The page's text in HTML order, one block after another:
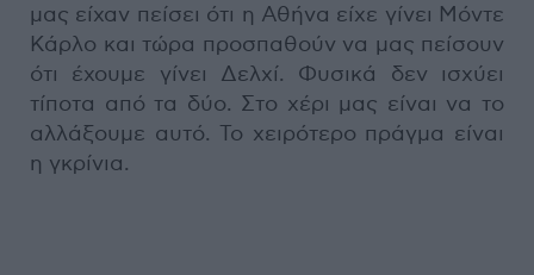
μας είχαν πείσει ότι η Αθήνα είχε γίνει Μόντε
Κάρλο και τώρα προσπαθούν να μας πείσουν
ότι έχουμε γίνει Δελχί. Φυσικά δεν ισχύει
τίποτα από τα δύο. Στο χέρι μας είναι να το
αλλάξουμε αυτό. Το χειρότερο πράγμα είναι
η γκρίνια.